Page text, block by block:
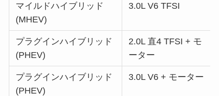
マイルドハイブリッド
(MHEV)
3.0L V6 TFSI
プラグインハイブリッド
(PHEV)
2.0L 直4 TFSI + モ
ーター
プラグインハイブリッド
(PHEV)
3.0L V6 + モーター